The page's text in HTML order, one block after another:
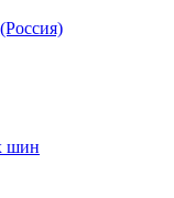
шин